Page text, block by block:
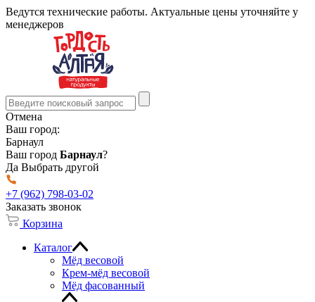
Ведутся технические работы. Актуальные цены уточняйте у
менеджеров
Отмена
Ваш город:
Барнаул
Ваш город Барнаул?
Да Выбрать другой
+7 (962) 798-03-02
Заказать звонок
Корзина
Каталог
Мёд весовой
Крем-мёд весовой
Мёд фасованный